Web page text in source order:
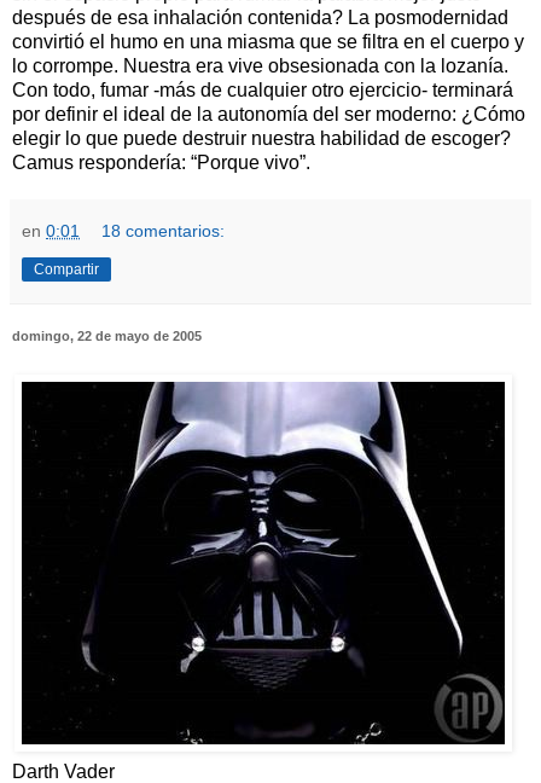
después de esa inhalación contenida? La posmodernidad
convirtió el humo en una miasma que se filtra en el cuerpo y
lo corrompe. Nuestra era vive obsesionada con la lozanía.
Con todo, fumar -más de cualquier otro ejercicio- terminará
por definir el ideal de la autonomía del ser moderno: ¿Cómo
elegir lo que puede destruir nuestra habilidad de escoger?
Camus respondería: “Porque vivo”.
en 0:01 18 comentarios:
Compartir
domingo, 22 de mayo de 2005
Darth Vader